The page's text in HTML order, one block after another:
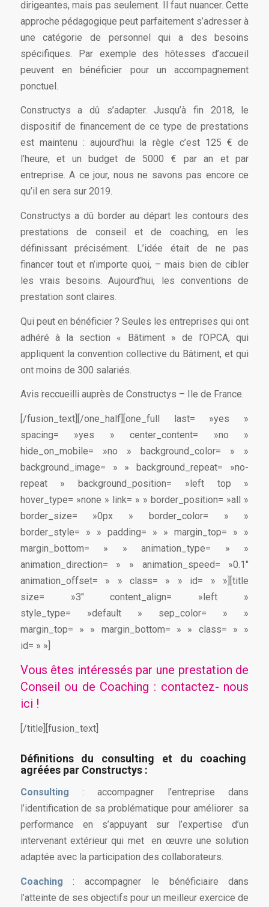
dirigeantes, mais pas seulement. Il faut nuancer. Cette
approche pédagogique peut parfaitement s’adresser à
une catégorie de personnel qui a des besoins
spécifiques. Par exemple des hôtesses d’accueil
peuvent en bénéficier pour un accompagnement
ponctuel.
Constructys a dû s’adapter. Jusqu’à fin 2018, le
dispositif de financement de ce type de prestations
est maintenu : aujourd’hui la règle c’est 125 € de
l’heure, et un budget de 5000 € par an et par
entreprise. A ce jour, nous ne savons pas encore ce
qu’il en sera sur 2019.
Constructys a dû border au départ les contours des
prestations de conseil et de coaching, en les
définissant précisément. L’idée était de ne pas
financer tout et n’importe quoi, – mais bien de cibler
les vrais besoins. Aujourd’hui, les conventions de
prestation sont claires.
Qui peut en bénéficier ? Seules les entreprises qui ont
adhéré à la section « Bâtiment » de l’OPCA, qui
appliquent la convention collective du Bâtiment, et qui
ont moins de 300 salariés.
Avis reccueilli auprès de Constructys – Ile de France.
[/fusion_text][/one_half][one_full last= »yes »
spacing= »yes » center_content= »no »
hide_on_mobile= »no » background_color= » »
background_image= » » background_repeat= »no-
repeat » background_position= »left top »
hover_type= »none » link= » » border_position= »all »
border_size= »0px » border_color= » »
border_style= » » padding= » » margin_top= » »
margin_bottom= » » animation_type= » »
animation_direction= » » animation_speed= »0.1″
animation_offset= » » class= » » id= » »][title
size= »3″ content_align= »left »
style_type= »default » sep_color= » »
margin_top= » » margin_bottom= » » class= » »
id= » »]
Vous êtes intéressés par une prestation de
Conseil ou de Coaching : contactez- nous
ici !
[/title][fusion_text]
Définitions du consulting et du coaching
agréées par Constructys :
Consulting: accompagner l’entreprise dans
l’identification de sa problématique pour améliorer sa
performance en s’appuyant sur l’expertise d’un
intervenant extérieur qui met en œuvre une solution
adaptée avec la participation des collaborateurs.
Coaching: accompagner le bénéficiaire dans
l’atteinte de ses objectifs pour un meilleur exercice de